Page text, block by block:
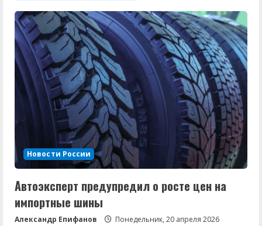
Новости России
Автоэксперт предупредил о росте цен на
импортные шины
Александр Епифанов Понедельник, 20 апреля 2026